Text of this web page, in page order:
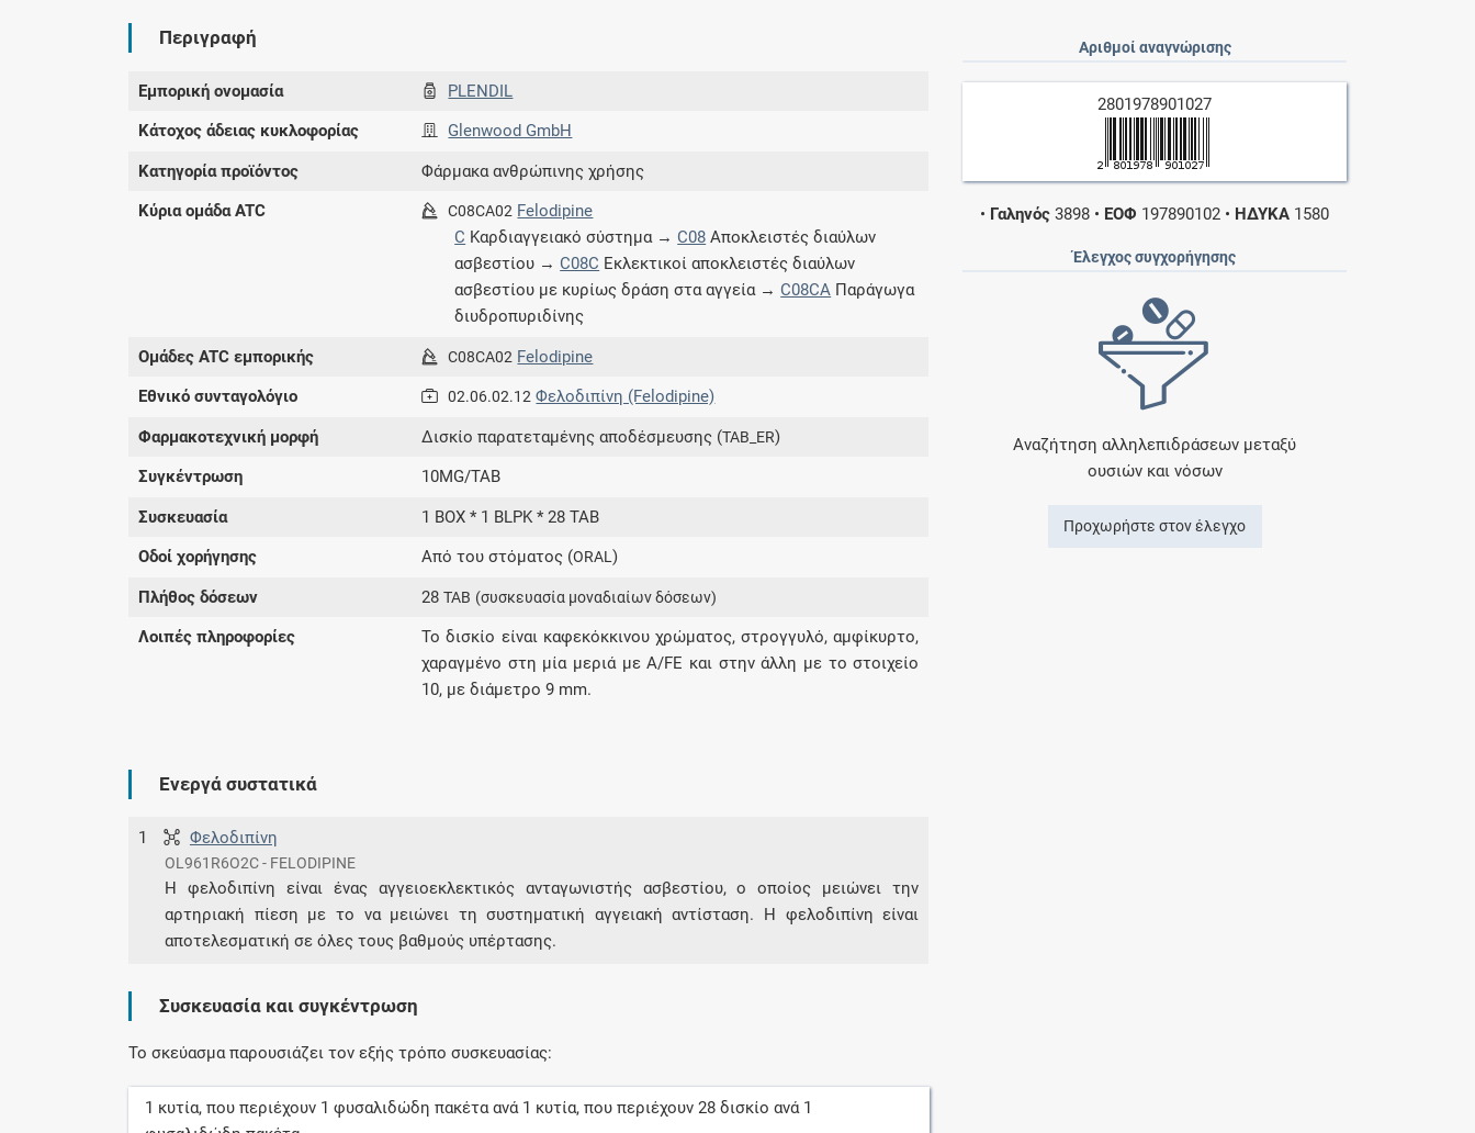
επιπλέον παροχές των συνδρομητικών
Ενδείξεις και αγωγές
Βρείτε θεραπευτικές ενδείξεις και αγωγές για
νόσους, συμπτώματα και ιατρικές πράξεις
Μοιραζόμαστε μαζί σας γεγονότα της
Περιγραφή
Εμπορική ονομασία PLENDIL
Κάτοχος άδειας κυκλοφορίας Glenwood GmbH
Κατηγορία προϊόντος Φάρμακα ανθρώπινης χρήσης
Κύρια ομάδα ATC C08CA02 Felodipine
C Καρδιαγγειακό σύστημα → C08 Αποκλειστές διαύλων
ασβεστίου → C08C Εκλεκτικοί αποκλειστές διαύλων
ασβεστίου με κυρίως δράση στα αγγεία → C08CA Παράγωγα
διυδροπυριδίνης
Ομάδες ATC εμπορικής C08CA02 Felodipine
Εθνικό συνταγολόγιο 02.06.02.12 Φελοδιπίνη (Felodipine)
Φαρμακοτεχνική μορφή Δισκίο παρατεταμένης αποδέσμευσης (TAB_ER)
Συγκέντρωση 10MG/TAB
Συσκευασία 1 BOX * 1 BLPK * 28 TAB
Οδοί χορήγησης Από του στόματος (ORAL)
Πλήθος δόσεων 28TAB (συσκευασία μοναδιαίων δόσεων)
Λοιπές πληροφορίες
Το δισκίο είναι καφεκόκκινου χρώματος, στρογγυλό, αμφίκυρτο,
χαραγμένο στη μία μεριά με A/FE και στην άλλη με το στοιχείο
10, με διάμετρο 9 mm.
Αριθμοί αναγνώρισης
2801978901027
• Γαληνός 3898 • ΕΟΦ 197890102 • ΗΔΥΚΑ 1580
Έλεγχος συγχορήγησης
Αναζήτηση αλληλεπιδράσεων μεταξύ
ουσιών και νόσων
Προχωρήστε στον έλεγχο
Ενεργά συστατικά
1 Φελοδιπίνη
OL961R6O2C - FELODIPINE
Η φελοδιπίνη είναι ένας αγγειοεκλεκτικός ανταγωνιστής ασβεστίου, ο οποίος μειώνει την
αρτηριακή πίεση με το να μειώνει τη συστηματική αγγειακή αντίσταση. Η φελοδιπίνη είναι
αποτελεσματική σε όλες τους βαθμούς υπέρτασης.
Συσκευασία και συγκέντρωση
Το σκεύασμα παρουσιάζει τον εξής τρόπο συσκευασίας:
1 κυτία, που περιέχουν 1 φυσαλιδώδη πακέταανά 1 κυτία, που περιέχουν28 δισκίο ανά 1